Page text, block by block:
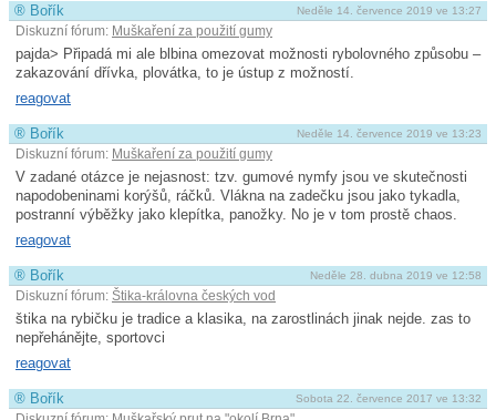
Neděle 14. července 2019 ve 13:27
® Bořík
Diskuzní fórum: Muškaření za použití gumy
pajda> Připadá mi ale blbina omezovat možnosti rybolovného způsobu –
zakazování dřívka, plovátka, to je ústup z možností.
reagovat
Neděle 14. července 2019 ve 13:23
® Bořík
Diskuzní fórum: Muškaření za použití gumy
V zadané otázce je nejasnost: tzv. gumové nymfy jsou ve skutečnosti
napodobeninami korýšů, ráčků. Vlákna na zadečku jsou jako tykadla,
postranní výběžky jako klepítka, panožky. No je v tom prostě chaos.
reagovat
Neděle 28. dubna 2019 ve 12:58
® Bořík
Diskuzní fórum: Štika-královna českých vod
štika na rybičku je tradice a klasika, na zarostlinách jinak nejde. zas to
nepřehánějte, sportovci
reagovat
Sobota 22. července 2017 ve 13:32
® Bořík